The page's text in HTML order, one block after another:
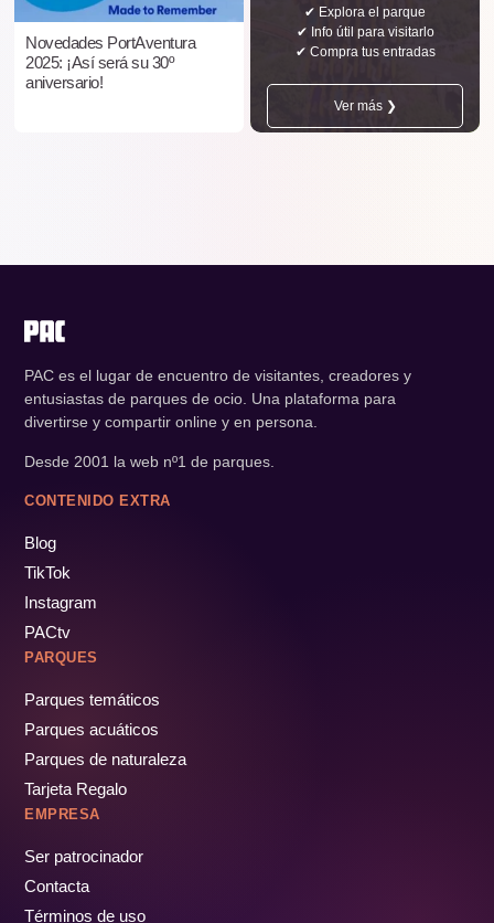
Novedades PortAventura
2025: ¡Así será su 30º
aniversario!
✔ Explora el parque
✔ Info útil para visitarlo
✔ Compra tus entradas
Ver más ❯
PAC es el lugar de encuentro de visitantes, creadores y
entusiastas de parques de ocio. Una plataforma para
divertirse y compartir online y en persona.
Desde 2001 la web nº1 de parques.
CONTENIDO EXTRA
Blog
TikTok
Instagram
PACtv
PARQUES
Parques temáticos
Parques acuáticos
Parques de naturaleza
Tarjeta Regalo
EMPRESA
Ser patrocinador
Contacta
Términos de uso